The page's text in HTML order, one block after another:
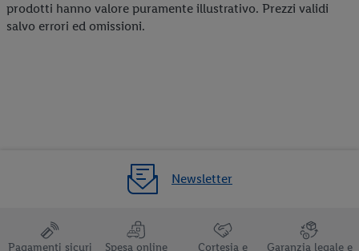
prodotti hanno valore puramente illustrativo. Prezzi validi
salvo errori ed omissioni.
Newsletter
Pagamenti sicuri Spesa online
Cortesia e
Garanzia legale e